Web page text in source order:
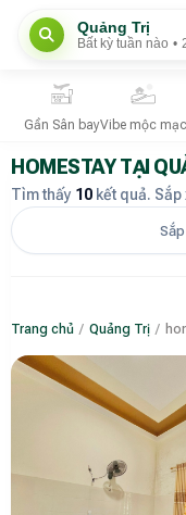
Quảng Trị
Bất kỳ tuần nào •
Gần Sân bayVibe mộc mạc
HOMESTAY TẠI
Tìm thấy 10 kết quả.
Trang chủ / Quảng Trị /